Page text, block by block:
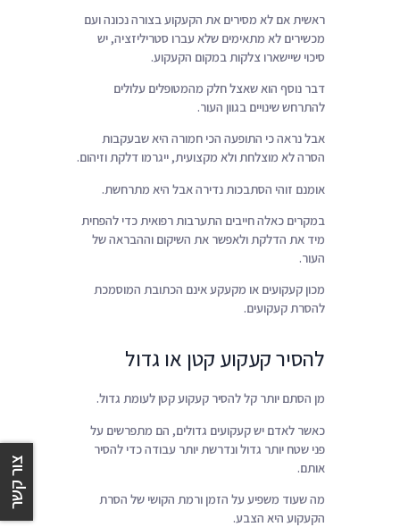
ראשית אם לא מסירים את הקעקוע בצורה נכונה ועם
מכשירים לא מתאימים שלא עברו סטריליזציה, יש
סיכוי שיישארו צלקות במקום הקעקוע.
דבר נוסף הוא שאצל חלק מהמטופלים עלולים
להתרחש שינויים בגוון העור.
אבל נראה כי התופעה הכי חמורה היא שבעקבות
הסרה לא מוצלחת ולא מקצועית, ייגרמו דלקת וזיהום.
אומנם זוהי הסתבכות נדירה אבל היא מתרחשת.
במקרים כאלה חייבים התערבות רפואית כדי להפחית
מיד את הדלקת ולאפשר את השיקום וההבראה של
העור.
מכון קעקועים או מקעקע אינם הכתובת המוסמכת
להסרת קעקועים.
להסיר קעקוע קטן או גדול
מן הסתם יותר קל להסיר קעקוע קטן לעומת גדול.
כאשר לאדם יש קעקועים גדולים, הם מתפרשים על
פני שטח יותר גדול ונדרשת יותר עבודה כדי להסיר
אותם.
מה שעוד משפיע על הזמן ורמת הקושי של הסרת
הקעקוע היא הצבע.
צור קשר